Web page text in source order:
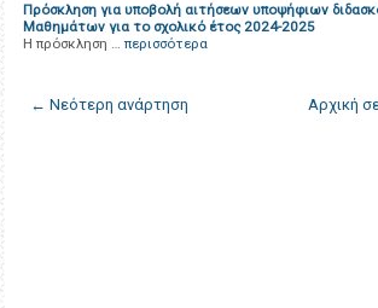
Πρόσκληση για υποβολή αιτήσεων υποψήφιων
Μαθημάτων για το σχολικό έτος 2024-2025
H πρόσκληση … περισσότερα
← Νεότερη ανάρτηση Αρχική